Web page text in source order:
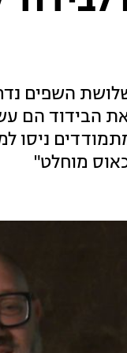
השפים
הבידוד הם
מוחלט"